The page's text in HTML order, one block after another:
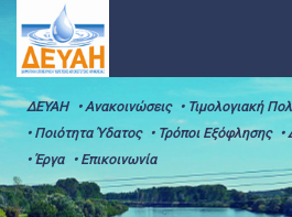
ΔΕΥΑΗ • Ανακοινώσεις • Τιμολογιακή
• Ποιότητα Ύδατος
• Τρόποι Εξόφλησης •
• Έργα
• Επικοινωνία